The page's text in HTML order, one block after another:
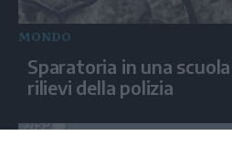
MONDO
Sparatoria in una
rilievi della polizia